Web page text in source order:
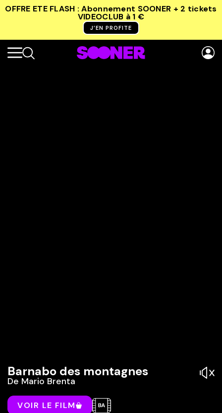
OFFRE ETE FLASH : Abonnement SOONER + 2 tickets
VIDEOCLUB à 1 €
J’EN PROFITE
Barnabo des montagnes
De Mario Brenta
VOIR LE FILM